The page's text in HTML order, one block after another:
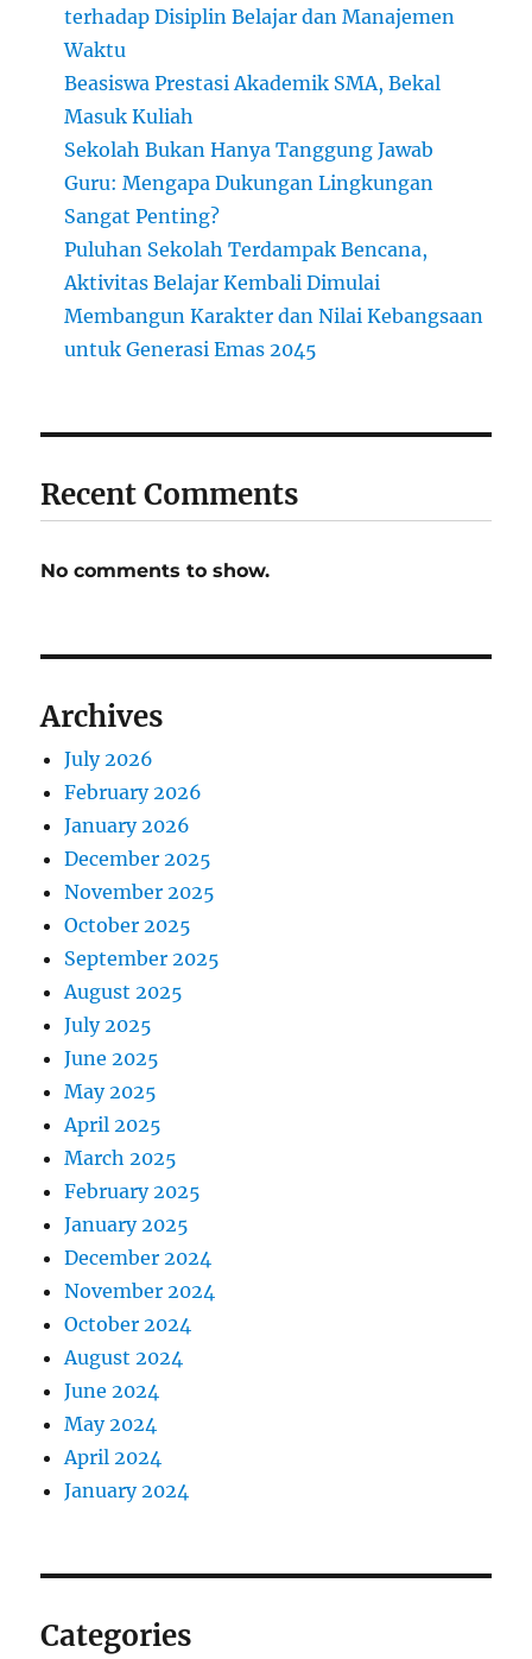
terhadap Disiplin Belajar dan Manajemen
Waktu
Beasiswa Prestasi Akademik SMA, Bekal
Masuk Kuliah
Sekolah Bukan Hanya Tanggung Jawab
Guru: Mengapa Dukungan Lingkungan
Sangat Penting?
Puluhan Sekolah Terdampak Bencana,
Aktivitas Belajar Kembali Dimulai
Membangun Karakter dan Nilai Kebangsaan
untuk Generasi Emas 2045
Recent Comments
No comments to show.
Archives
July 2026
February 2026
January 2026
December 2025
November 2025
October 2025
September 2025
August 2025
July 2025
June 2025
May 2025
April 2025
March 2025
February 2025
January 2025
December 2024
November 2024
October 2024
August 2024
June 2024
May 2024
April 2024
January 2024
Categories